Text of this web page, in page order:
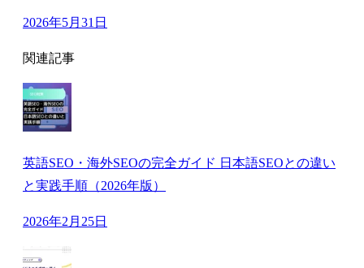
2026年5月31日
関連記事
英語SEO・海外SEOの完全ガイド 日本語SEOとの違い
と実践手順（2026年版）
2026年2月25日